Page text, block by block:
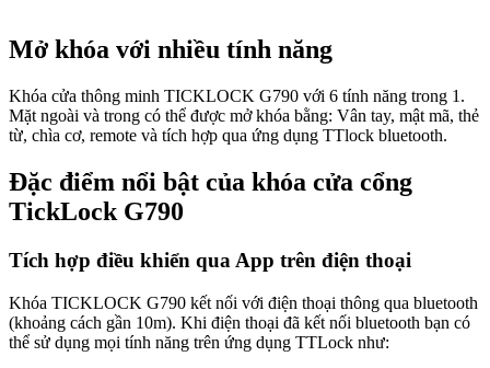
Mở khóa với nhiều tính năng
Khóa cửa thông minh TICKLOCK G790 với 6 tính năng trong 1.
Mặt ngoài và trong có thể được mở khóa bằng: Vân tay, mật mã, thẻ
từ, chìa cơ, remote và tích hợp qua ứng dụng TTlock bluetooth.
Đặc điểm nổi bật của khóa cửa cổng
TickLock G790
Tích hợp điều khiển qua App trên điện thoại
Khóa TICKLOCK G790 kết nối với điện thoại thông qua bluetooth
(khoảng cách gần 10m). Khi điện thoại đã kết nối bluetooth bạn có
thể sử dụng mọi tính năng trên ứng dụng TTLock như: